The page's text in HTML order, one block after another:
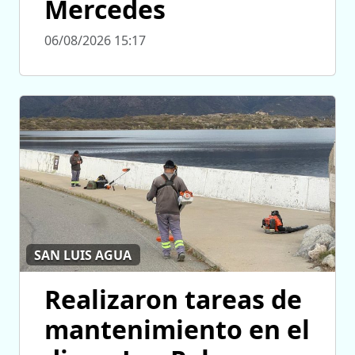
Mercedes
06/08/2026 15:17
SAN LUIS AGUA
Realizaron tareas de
mantenimiento en el